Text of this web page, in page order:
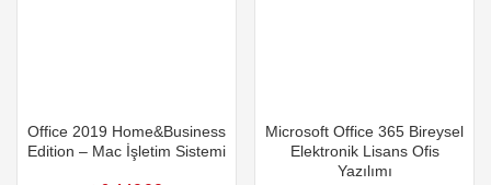
Office 2019 Home&Business
Edition – Mac İşletim Sistemi
Microsoft Office 365 Bireysel
Elektronik Lisans Ofis
Yazılımı